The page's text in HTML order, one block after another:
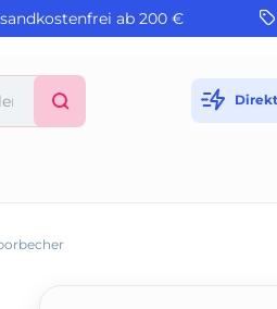
ab 200 €